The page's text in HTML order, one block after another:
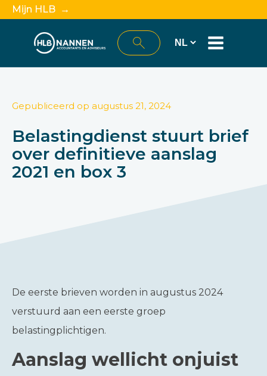
Mijn HLB →
Gepubliceerd op augustus 21, 2024
Belastingdienst stuurt brief
over definitieve aanslag
2021 en box 3
De eerste brieven worden in augustus 2024
verstuurd aan een eerste groep
belastingplichtigen.
Aanslag wellicht onjuist